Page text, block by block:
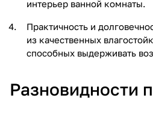
интерьер ванной комнаты.
Практичность и
из качественных
способных выдерживать
Разновидности